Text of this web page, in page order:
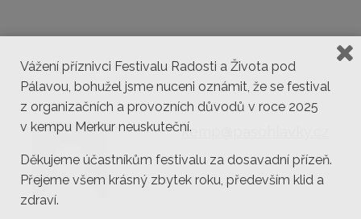
kemp@pasohlavky.cz
Vážení příznivci Festivalu Radosti a Života pod
Pálavou, bohužel jsme nuceni oznámit, že se festival
z organizačních a provozních důvodů v roce 2025
v kempu Merkur neuskuteční.
Děkujeme účastníkům festivalu za dosavadní přízeň.
Přejeme všem krásný zbytek roku, především klid a
zdraví.